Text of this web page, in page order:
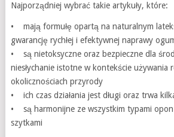
Najporządniej wybrać takie artykuły, które:
• mają formułę opartą na naturalnym
gwarancję rychłej i efektywnej naprawy
• są nietoksyczne oraz bezpieczne dla
niesłychanie istotne w kontekście używania
okolicznościach przyrody
• ich czas działania jest długi oraz trwa
• są harmonijne ze wszystkim typami
szytkami